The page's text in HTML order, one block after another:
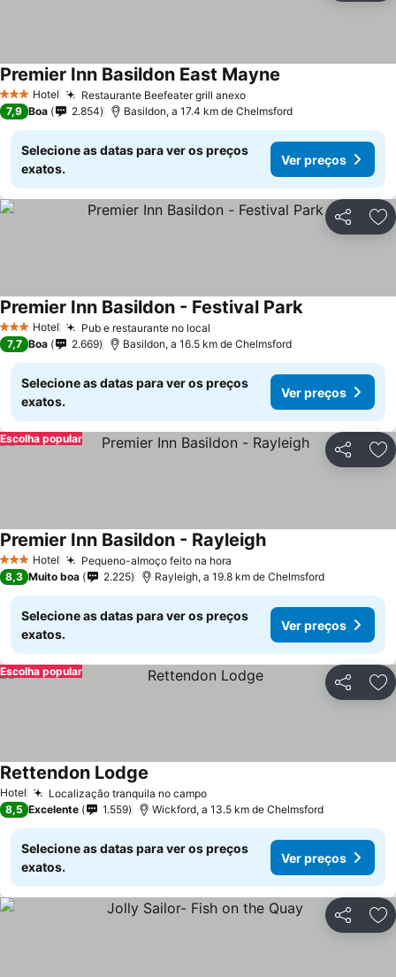
3 EstrelasHotel Restaurante Beefeater grill anexo
Premier Inn Basildon East Mayne
7,9 Boa 2.854 Basildon, a 17.4 km de Chelmsford
Selecione as datas para ver os preços
exatos.
Ver preços
Partilhar
3 EstrelasHotel Pub e restaurante no local
Premier Inn Basildon - Festival Park
7,7 Boa 2.669 Basildon, a 16.5 km de Chelmsford
Selecione as datas para ver os preços
exatos.
Ver preços
Partilhar
Escolha popular
3 EstrelasHotel Pequeno-almoço feito na hora
Premier Inn Basildon - Rayleigh
8,3 Muito boa 2.225 Rayleigh, a 19.8 km de Chelmsford
Selecione as datas para ver os preços
exatos.
Ver preços
Partilhar
Escolha popular
Hotel Localização tranquila no campo
Rettendon Lodge
8,5 Excelente 1.559 Wickford, a 13.5 km de Chelmsford
Selecione as datas para ver os preços
exatos.
Ver preços
Partilhar